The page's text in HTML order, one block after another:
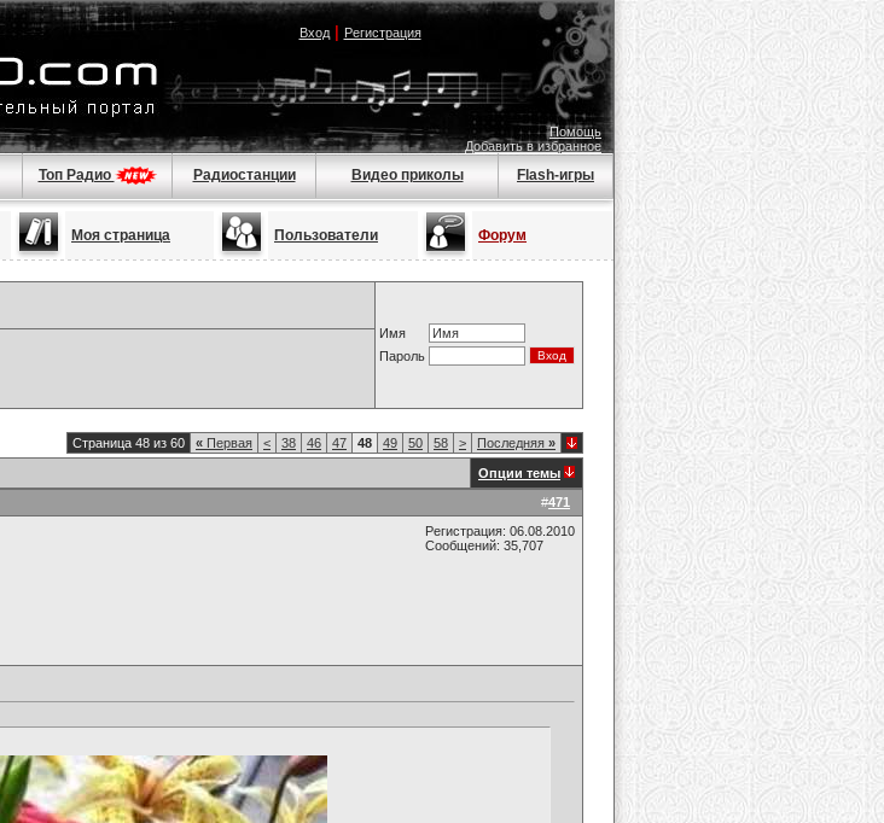
Вход| Регистрация
Помощь
Добавить в избранное
Топ Радио Радиостанции Видео приколы Flash-игры
Моя страница Пользователи Форум
Имя
Пароль
Страница 48 из 60 « Первая < 38 46 47 48 49 50 58 > Последняя »
Опции темы
#471
Регистрация: 06.08.2010
Сообщений: 35,707